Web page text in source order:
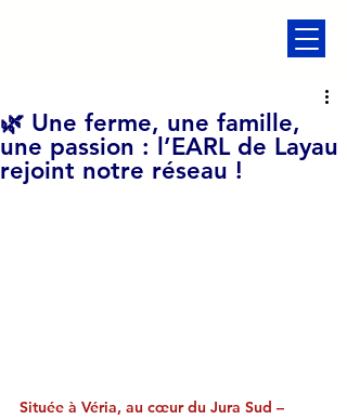
🌿 Une ferme, une famille,
une passion : l’EARL de Layau
rejoint notre réseau !
Située à Véria, au cœur du Jura Sud –